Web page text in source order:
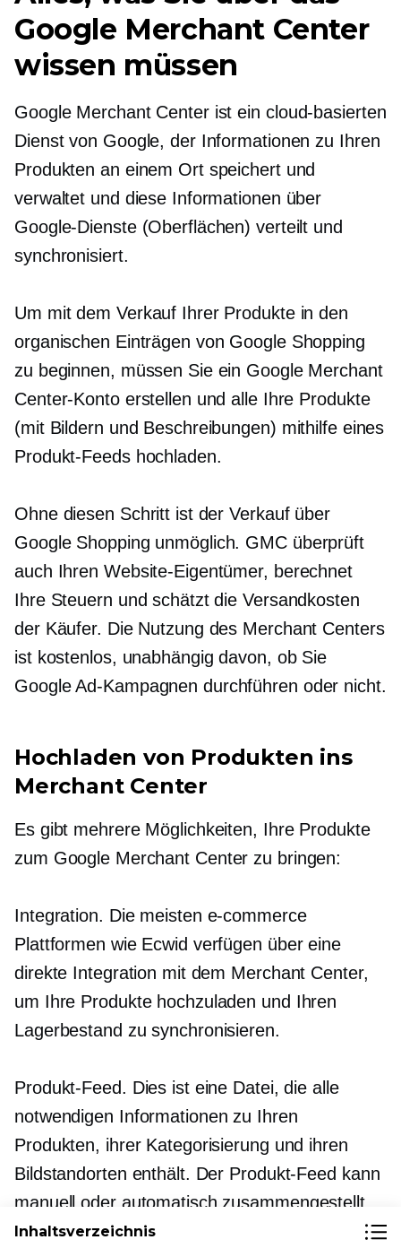
Google Merchant Center
wissen müssen
Google Merchant Center ist ein cloud-basierten
Dienst von Google, der Informationen zu Ihren
Produkten an einem Ort speichert und
verwaltet und diese Informationen über
Google-Dienste (Oberflächen) verteilt und
synchronisiert.
Um mit dem Verkauf Ihrer Produkte in den
organischen Einträgen von Google Shopping
zu beginnen, müssen Sie ein Google Merchant
Center-Konto erstellen und alle Ihre Produkte
(mit Bildern und Beschreibungen) mithilfe eines
Produkt-Feeds hochladen.
Ohne diesen Schritt ist der Verkauf über
Google Shopping unmöglich. GMC überprüft
auch Ihren Website-Eigentümer, berechnet
Ihre Steuern und schätzt die Versandkosten
der Käufer. Die Nutzung des Merchant Centers
ist kostenlos, unabhängig davon, ob Sie
Google Ad-Kampagnen durchführen oder nicht.
Hochladen von Produkten ins
Merchant Center
Es gibt mehrere Möglichkeiten, Ihre Produkte
zum Google Merchant Center zu bringen:
Integration. Die meisten e-commerce
Plattformen wie Ecwid verfügen über eine
direkte Integration mit dem Merchant Center,
um Ihre Produkte hochzuladen und Ihren
Lagerbestand zu synchronisieren.
Produkt-Feed. Dies ist eine Datei, die alle
notwendigen Informationen zu Ihren
Produkten, ihrer Kategorisierung und ihren
Bildstandorten enthält. Der Produkt-Feed kann
manuell oder automatisch zusammengestellt
werden. Das heißt, Sie können selbst eine
Inhaltsverzeichnis